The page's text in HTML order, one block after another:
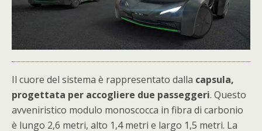
Il cuore del sistema è rappresentato dalla capsula,
progettata per accogliere due passeggeri. Questo
avveniristico modulo monoscocca in fibra di carbonio
è lungo 2,6 metri, alto 1,4 metri e largo 1,5 metri. La